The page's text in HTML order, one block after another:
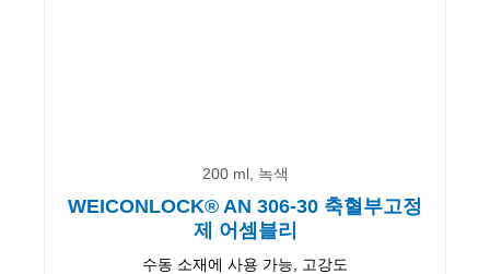
200 ml, 녹색
WEICONLOCK® AN 306-30 축혈부고정
제 어셈블리
수동 소재에 사용 가능, 고강도